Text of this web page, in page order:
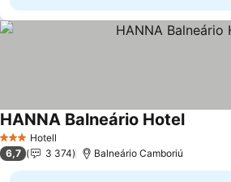
3 StjernerHotell
HANNA Balneário HotelSe priser
6,7 3 374 Balneário Camboriú